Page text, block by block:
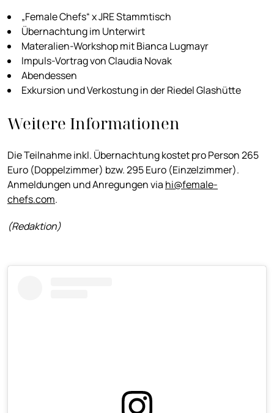
„Female Chefs“ x JRE Stammtisch
Übernachtung im Unterwirt
Materalien-Workshop mit Bianca Lugmayr
Impuls-Vortrag von Claudia Novak
Abendessen
Exkursion und Verkostung in der Riedel Glashütte
Weitere Informationen
Die Teilnahme inkl. Übernachtung kostet pro Person 265
Euro (Doppelzimmer) bzw. 295 Euro (Einzelzimmer).
Anmeldungen und Anregungen via hi@female-
chefs.com.
(Redaktion)